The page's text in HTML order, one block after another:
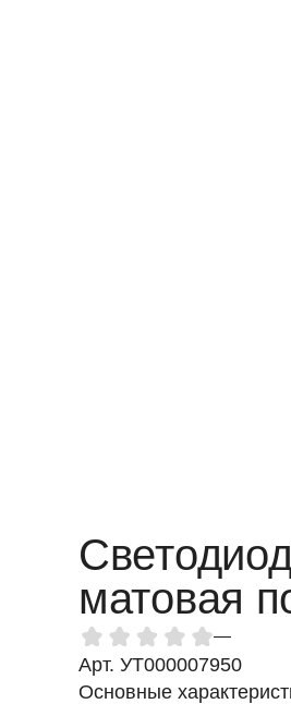
матовая
—
Арт. УТ000007950
Основные